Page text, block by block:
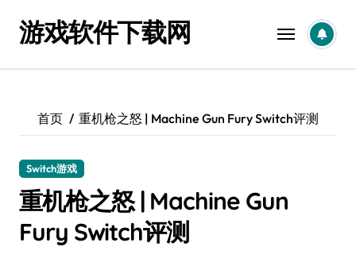
游戏软件下载网
首页 重机枪之怒 | Machine Gun Fury Switch评测
Switch游戏
重机枪之怒 | Machine Gun
Fury Switch评测